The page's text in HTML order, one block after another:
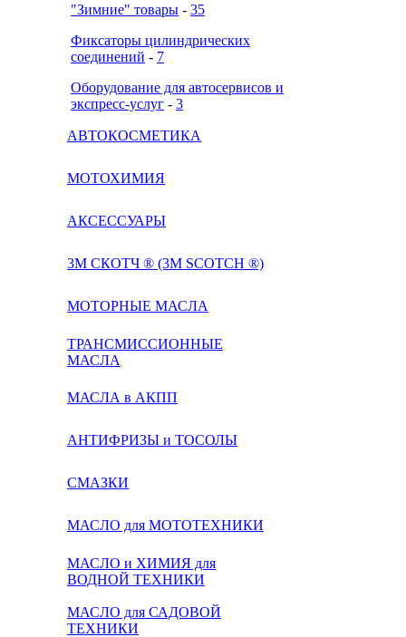
"Зимние" товары - 35
Фиксаторы цилиндрических
соединений - 7
Оборудование для автосервисов и
экспресс-услуг - 3
АВТОКОСМЕТИКА
МОТОХИМИЯ
АКСЕССУАРЫ
3М СКОТЧ ® (3M SCOTCH ®)
МОТОРНЫЕ МАСЛА
ТРАНСМИССИОННЫЕ
МАСЛА
МАСЛА в АКПП
АНТИФРИЗЫ и ТОСОЛЫ
СМАЗКИ
МАСЛО для МОТОТЕХНИКИ
МАСЛО и ХИМИЯ для
ВОДНОЙ ТЕХНИКИ
МАСЛО для САДОВОЙ
ТЕХНИКИ